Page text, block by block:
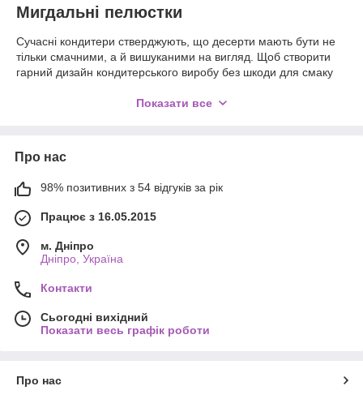
Мигдальні пелюстки
Сучасні кондитери стверджують, що десерти мають бути не
тільки смачними, а й вишуканими на вигляд. Щоб створити
гарний дизайн кондитерського виробу без шкоди для смаку
унікальний продукт із ядер мигдалевого горіха, розділених на
в кулінарії
Мигдальні пластівці підходять для приготування та
виробів. З тонких мигдальних слайсів роблять хрусткі
пироги, паски, мафіни та торти, включно з популярними
медівниками та "Наполеонами". Для посилення смаку і
надання горіховим пелюсткам красивого кольору їх можна
обсмажувати за температури 160°С.
Мигдаль - популярний горіх, який вживають як снек або
використовують як інгредієнт для різних страв. Оскільки
вони перетворюються на пластівці - смачні та хрусткі.
Показати все
Про нас
98% позитивних з 54 відгуків за рік
Працює з 16.05.2015
м. Дніпро
Дніпро, Україна
Контакти
Сьогодні вихідний
Показати весь графік роботи
Про нас